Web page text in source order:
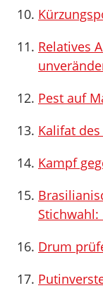
Relatives
Pest auf
Kalifat
Kampf
Drum